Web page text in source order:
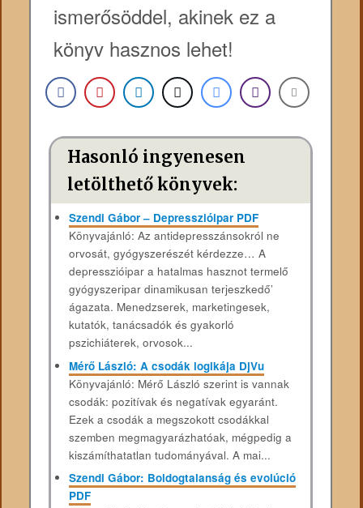
ismerősöddel, akinek ez a
könyv hasznos lehet!
Hasonló ingyenesen
letölthető könyvek:
Szendi Gábor – Depresszióipar PDF
Könyvajánló: Az antidepresszánsokról ne
orvosát, gyógyszerészét kérdezze… A
depresszióipar a hatalmas hasznot termelő
gyógyszeripar dinamikusan terjeszkedő’
ágazata. Menedzserek, marketingesek,
kutatók, tanácsadók és gyakorló
pszichiáterek, orvosok...
Mérő László: A csodák logikája DjVu
Könyvajánló: Mérő László szerint is vannak
csodák: pozitívak és negatívak egyaránt.
Ezek a csodák a megszokott csodákkal
szemben megmagyarázhatóak, mégpedig a
kiszámíthatatlan tudományával. A mai...
Szendi Gábor: Boldogtalanság és evolúció
PDF